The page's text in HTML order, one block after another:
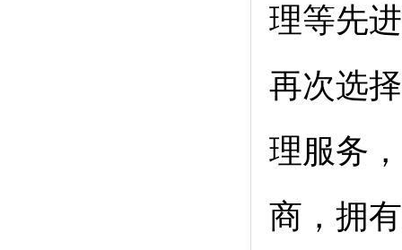
理等先
再次选
理服务
商，拥